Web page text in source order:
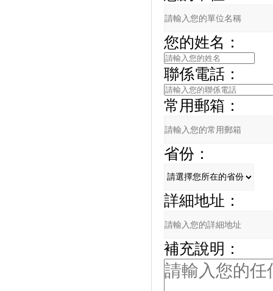
您的姓名：
聯係電話：
常用郵箱：
省份：
詳細地址：
補充說明：